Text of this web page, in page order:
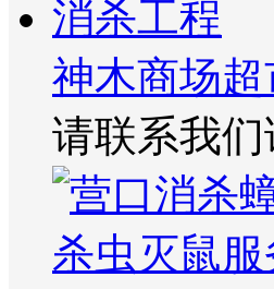
神木商场
请联系我们